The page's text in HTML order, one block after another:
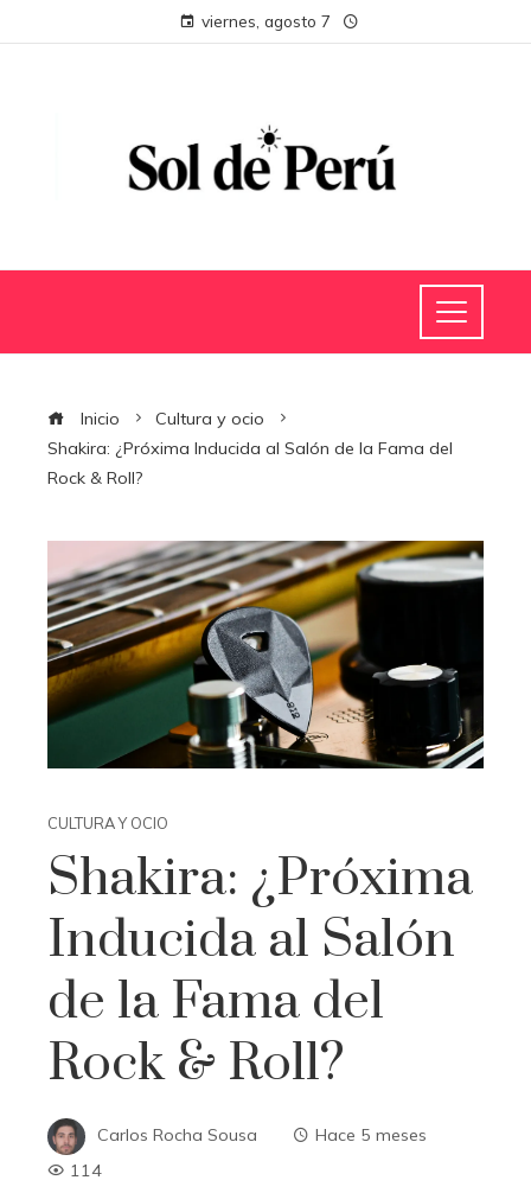
viernes, agosto 7
Inicio
Cultura y ocio
Shakira: ¿Próxima Inducida al Salón de la Fama del
Rock & Roll?
CULTURA Y OCIO
Shakira: ¿Próxima
Inducida al Salón
de la Fama del
Rock & Roll?
Carlos Rocha Sousa
Hace 5 meses
114